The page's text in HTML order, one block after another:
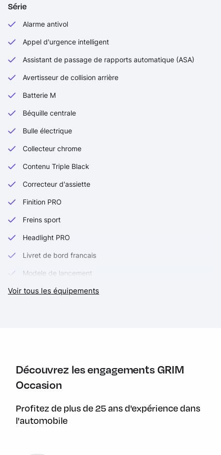
Série
Alarme antivol
Appel d'urgence intelligent
Assistant de passage de rapports automatique (ASA)
Avertisseur de collision arrière
Batterie M
Béquille centrale
Bulle électrique
Collecteur chrome
Contenu Triple Black
Correcteur d'assiette
Finition PRO
Freins sport
Headlight PRO
Livret de bord francais
Modele de lancement
Modes de pilotage PRO
Riding assistant
Selle pilote confort (incl. selle chauffante)
Voir tous les équipements
Découvrez les engagements GRIM
Occasion
Profitez de plus de 25 ans d'expérience dans
l'automobile